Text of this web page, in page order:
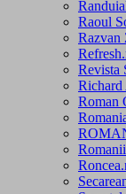
Raoul
Razvan
Revista
Roman